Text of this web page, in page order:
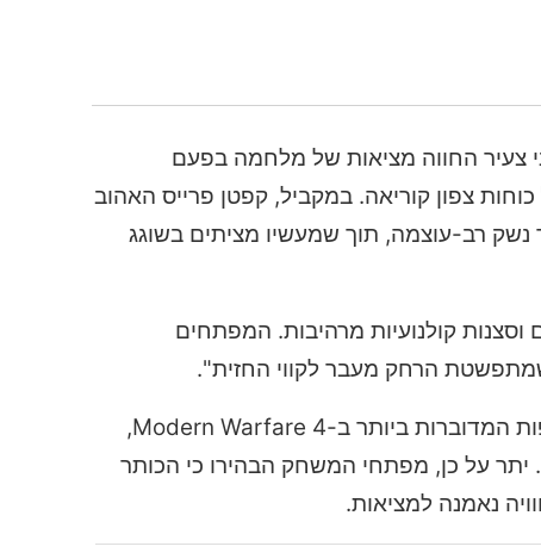
צעיר החווה מציאות של מלחמה בפעם
צפון קוריאה. במקביל, קפטן פרייס האהוב
רב-עוצמה, תוך שמעשיו מציתים בשוגג
קולנועיות מרהיבות. המפתחים
הרחק מעבר לקווי החזית".
בחדשות נוספות הקשורות למשחק, המפה "Kill Block" כבר מסתמנת כאחת המפות המדוברות ביותר ב-Modern Warfare 4,
על כן, מפתחי המשחק הבהירו כי הכותר
נאמנה למציאות.